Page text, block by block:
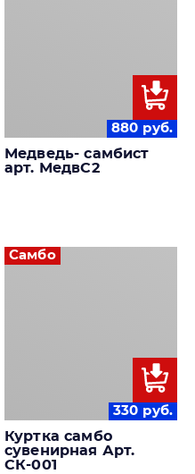
880 руб.
Медведь- самбист
арт. МедвС2
Самбо
330 руб.
Куртка самбо
сувенирная Арт.
СК-001